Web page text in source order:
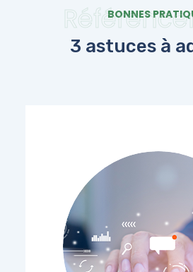
BONNES
3 astuces à